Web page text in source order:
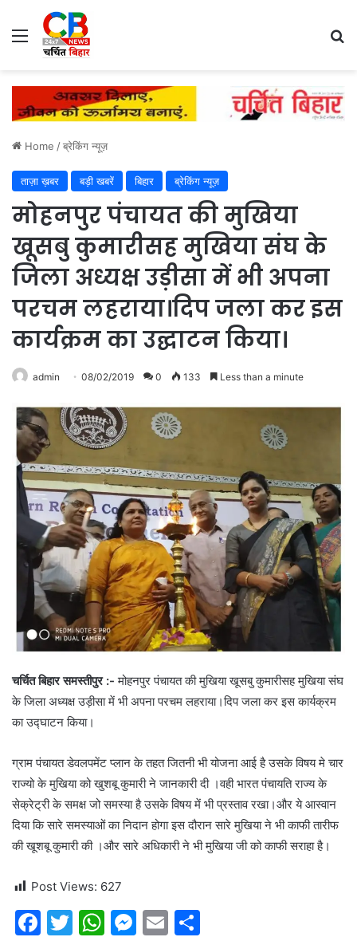
Menu
Home /ब्रेकिंग न्यूज़
ताज़ा ख़बर बड़ी खबरें बिहार ब्रेकिंग न्यूज़
मोहनपुर पंचायत की मुखिया
खूसबु कुमारीसह मुखिया संघ के
जिला अध्यक्ष उड़ीसा में भी अपना
परचम लहराया।दिप जला कर इस
कार्यक्रम का उद्घाटन किया।
admin 08/02/2019 0 133 Less than a minute
चर्चित बिहार समस्तीपुर :- मोहनपुर पंचायत की मुखिया खूसबु कुमारीसह मुखिया संघ
के जिला अध्यक्ष उड़ीसा में भी अपना परचम लहराया।दिप जला कर इस कार्यक्रम
का उद्घाटन किया।
ग्राम पंचायत डेवलपमेंट प्लान के तहत जितनी भी योजना आई है उसके विषय मे चार
राज्यो के मुखिया को खुशबू कुमारी ने जानकारी दी ।वही भारत पंचायति राज्य के
सेक्रेट्री के समक्ष जो समस्या है उसके विषय में भी प्रस्ताव रखा।और ये आस्वान
दिया कि सारे समस्याओं का निदान होगा इस दौरान सारे मुखिया ने भी काफी तारीफ
की खूशबू कुमारी की ।और सारे अधिकारी ने भी मुखिया जी को काफी सराहा है।
Post Views: 627
F
T
W M E